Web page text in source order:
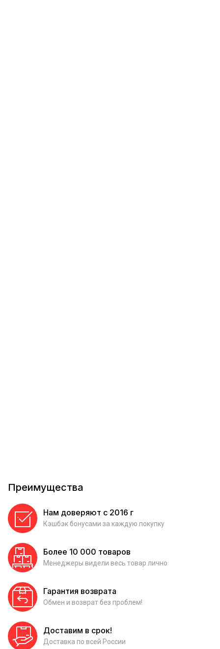
Преимущества
Нам доверяют с 2016 г
Кэшбэк бонусами за каждую покупку
Более 10 000 товаров
Менеджеры видели весь товар лично
Гарантия возврата
Обмен и возврат без проблем!
Доставим в срок!
Доставка по всей России